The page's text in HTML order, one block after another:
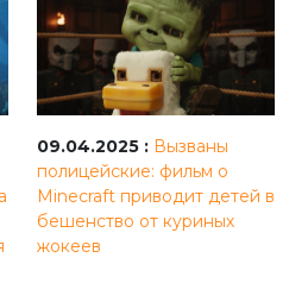
09.04.2025 : Вызваны
полицейские: фильм о
Minecraft приводит детей в
бешенство от куриных
жокеев